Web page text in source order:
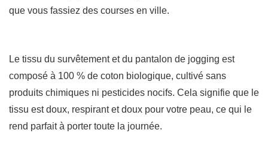
que vous fassiez des courses en ville.
Le tissu du survêtement et du pantalon de jogging est
composé à 100 % de coton biologique, cultivé sans
produits chimiques ni pesticides nocifs. Cela signifie que le
tissu est doux, respirant et doux pour votre peau, ce qui le
rend parfait à porter toute la journée.